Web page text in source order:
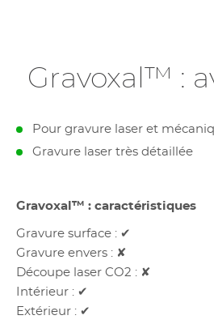
Gravoxal™ :
Pour gravure laser et
Gravure laser très détaillée
Gravoxal™ : caractéristiques
Gravure surface : ✔
Gravure envers : ✘
Découpe laser CO2 : ✘
Intérieur : ✔
Extérieur : ✔